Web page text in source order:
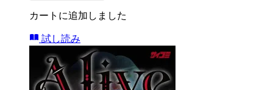
カートに追加しました
試し読み